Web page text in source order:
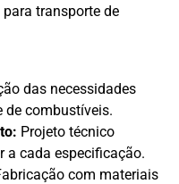
transporte de
das necessidades
de combustíveis.
Projeto técnico
a cada especificação.
com materiais